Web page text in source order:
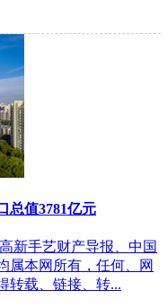
总值3781亿元
手艺财产导报、中国
属本网所有，任何、网
转载、链接、转...